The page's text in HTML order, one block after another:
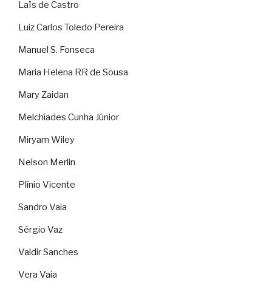
Laïs de Castro
Luiz Carlos Toledo Pereira
Manuel S. Fonseca
Maria Helena RR de Sousa
Mary Zaidan
Melchíades Cunha Júnior
Miryam Wiley
Nelson Merlin
Plínio Vicente
Sandro Vaia
Sérgio Vaz
Valdir Sanches
Vera Vaia